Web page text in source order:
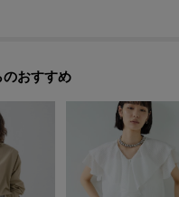
のおすすめ